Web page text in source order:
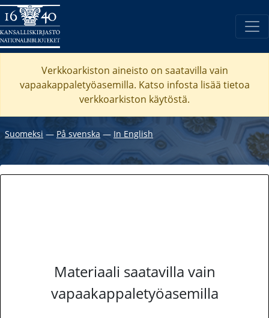
Verkkoarkiston aineisto on saatavilla vain
vapaakappaletyöasemilla. Katso infosta lisää tietoa
verkkoarkiston käytöstä.
Suomeksi ― På svenska ― In English
Materiaali saatavilla vain
vapaakappaletyöasemilla